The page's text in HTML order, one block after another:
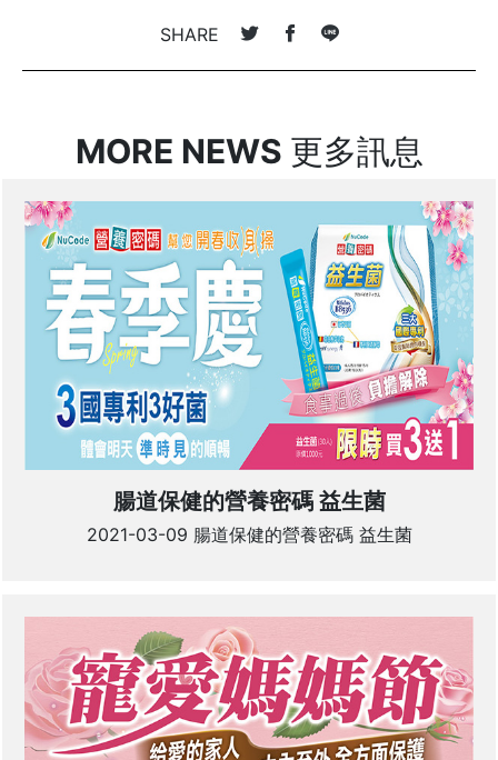
SHARE
MORE NEWS 更多訊息
腸道保健的營養密碼 益生菌
2021-03-09 腸道保健的營養密碼 益生菌